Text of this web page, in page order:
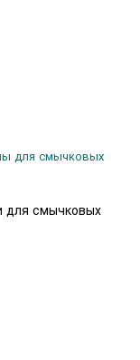
для смычковых